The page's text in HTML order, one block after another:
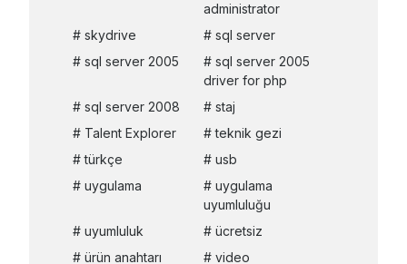
administrator
skydrive
sql server
sql server 2005
sql server 2005
driver for php
sql server 2008
staj
Talent Explorer
teknik gezi
türkçe
usb
uygulama
uygulama
uyumluluğu
uyumluluk
ücretsiz
ürün anahtarı
video